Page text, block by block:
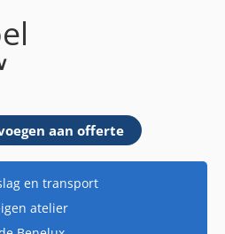
aan offerte
en transport
atelier